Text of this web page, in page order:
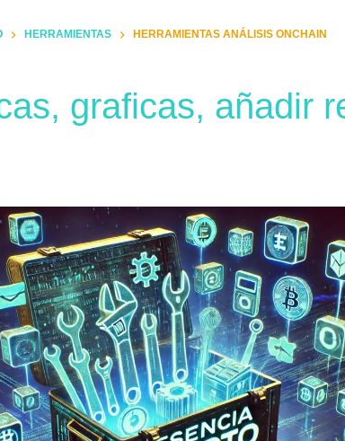
HERRAMIENTAS HERRAMIENTAS ANÁLISIS ONCHAIN
graficas, añadir